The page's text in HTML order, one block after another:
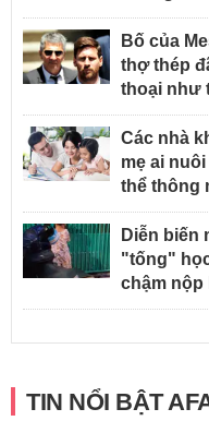
Bố của
thợ thép
thoại như
Các nhà
mẹ ai
thể thông
Diễn biến
"tống"
chậm nộp
TIN NỔI BẬT